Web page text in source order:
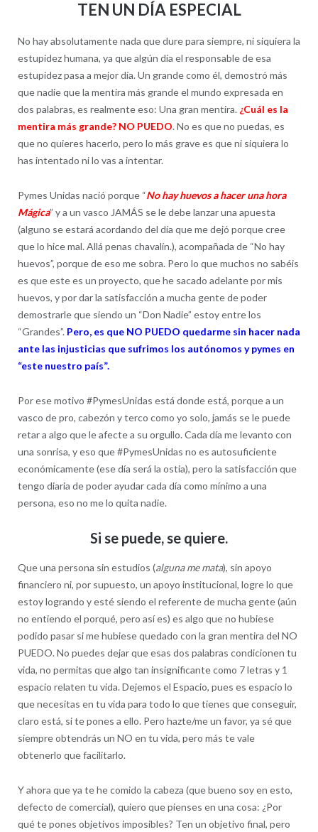
TEN UN DÍA ESPECIAL
No hay absolutamente nada que dure para siempre, ni siquiera la
estupidez humana, ya que algún día el responsable de esa
estupidez pasa a mejor día. Un grande como él, demostró más
que nadie que la mentira más grande el mundo expresada en
dos palabras, es realmente eso: Una gran mentira. ¿Cuál es la
mentira más grande? NO PUEDO. No es que no puedas, es
que no quieres hacerlo, pero lo más grave es que ni siquiera lo
has intentado ni lo vas a intentar.
Pymes Unidas nació porque “No hay huevos a hacer una hora
Mágica” y a un vasco JAMÁS se le debe lanzar una apuesta
(alguno se estará acordando del día que me dejó porque cree
que lo hice mal. Allá penas chavalín.), acompañada de “No hay
huevos”, porque de eso me sobra. Pero lo que muchos no sabéis
es que este es un proyecto, que he sacado adelante por mis
huevos, y por dar la satisfacción a mucha gente de poder
demostrarle que siendo un “Don Nadie” estoy entre los
“Grandes”. Pero, es que NO PUEDO quedarme sin hacer nada
ante las injusticias que sufrimos los autónomos y pymes en
“este nuestro país”.
Por ese motivo #PymesUnidas está donde está, porque a un
vasco de pro, cabezón y terco como yo solo, jamás se le puede
retar a algo que le afecte a su orgullo. Cada día me levanto con
una sonrisa, y eso que #PymesUnidas no es autosuficiente
económicamente (ese día será la ostia), pero la satisfacción que
tengo diaria de poder ayudar cada día como mínimo a una
persona, eso no me lo quita nadie.
Si se puede, se quiere.
Que una persona sin estudios (alguna me mata), sin apoyo
financiero ni, por supuesto, un apoyo institucional, logre lo que
estoy logrando y esté siendo el referente de mucha gente (aún
no entiendo el porqué, pero así es) es algo que no hubiese
podido pasar si me hubiese quedado con la gran mentira del NO
PUEDO. No puedes dejar que esas dos palabras condicionen tu
vida, no permitas que algo tan insignificante como 7 letras y 1
espacio relaten tu vida. Dejemos el Espacio, pues es espacio lo
que necesitas en tu vida para todo lo que tienes que conseguir,
claro está, si te pones a ello. Pero hazte/me un favor, ya sé que
siempre obtendrás un NO en tu vida, pero más te vale
obtenerlo que facilitarlo.
Y ahora que ya te he comido la cabeza (que bueno soy en esto,
defecto de comercial), quiero que pienses en una cosa: ¿Por
qué te pones objetivos imposibles? Ten un objetivo final, pero